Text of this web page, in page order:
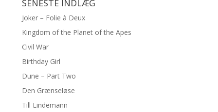
SENESTE INDLÆG
Joker – Folie à Deux
Kingdom of the Planet of the Apes
Civil War
Birthday Girl
Dune – Part Two
Den Grænseløse
Till Lindemann